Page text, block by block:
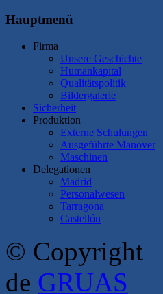
Hauptmenü
Firma
Unsere Geschichte
Humankapital
Qualitätspolitik
Bildergalerie
Sicherheit
Produktion
Externe Schulungen
Ausgeführte Manöver
Maschinen
Delegationen
Madrid
Personalwesen
Tarragona
Castellón
© Copyright
de GRUAS